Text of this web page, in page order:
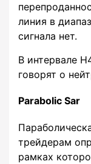
линия в
сигнала нет.
В интервале
говорят о
Parabolic Sar
трейдерам
рамках